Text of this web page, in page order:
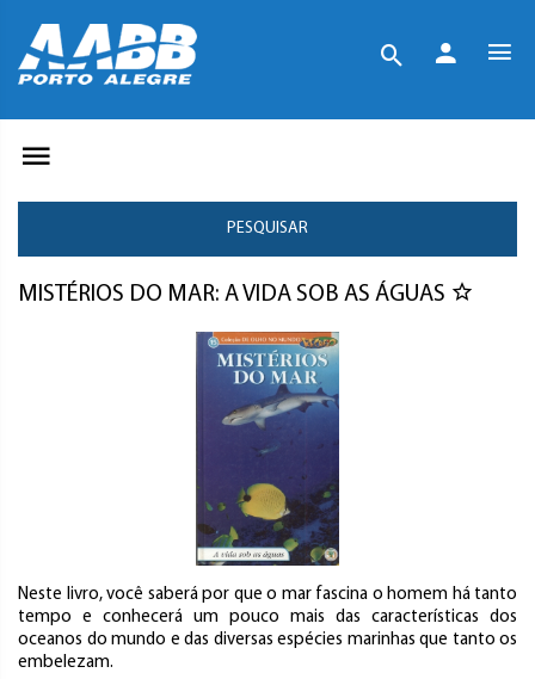
PESQUISAR
MISTÉRIOS DO MAR: A VIDA SOB AS ÁGUAS
Neste livro, você saberá por que o mar fascina o homem há tanto
tempo e conhecerá um pouco mais das características dos
oceanos do mundo e das diversas espécies marinhas que tanto os
embelezam.